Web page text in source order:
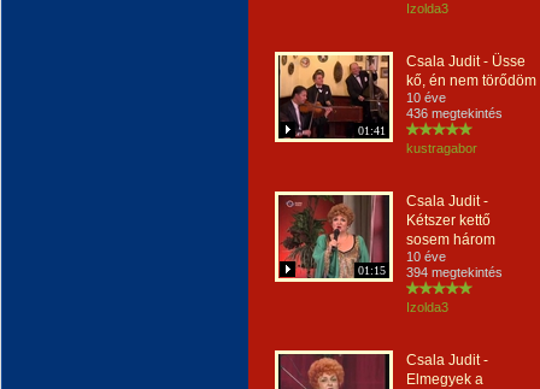
Izolda3
01:41
Csala Judit - Üsse
kő, én nem törődöm
10 éve
436 megtekintés
kustragabor
01:15
Csala Judit -
Kétszer kettő
sosem három
10 éve
394 megtekintés
Izolda3
Csala Judit -
Elmegyek a